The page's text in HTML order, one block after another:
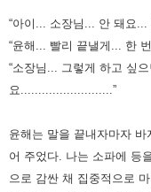
“아이... 소장님... 안 돼요
“윤해... 빨리 끝낼게... 한
“소장님... 그렇게 하고 싶
요..........................”
윤해는 말을 끝내자마자
어 주었다. 나는 소파에 등
으로 감싼 채 집중적으로